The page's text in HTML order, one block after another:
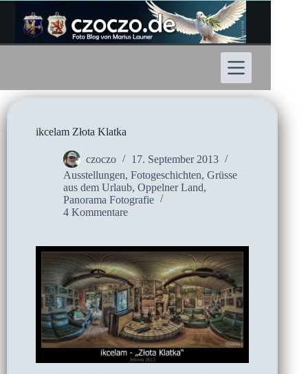
Inhalt
springen
ikcelam Złota Klatka
czoczo
17. September 2013
Ausstellungen, Fotogeschichten, Grüsse
aus dem Urlaub, Oppelner Land,
Panorama Fotografie
4 Kommentare